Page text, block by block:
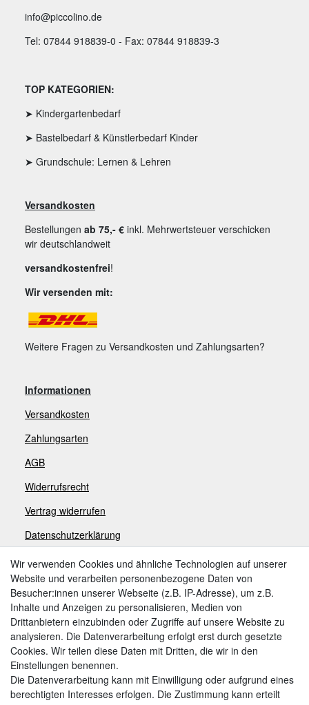
info@piccolino.de
Tel: 07844 918839-0 - Fax: 07844 918839-3
TOP KATEGORIEN:
➤ Kindergartenbedarf
➤ Bastelbedarf & Künstlerbedarf Kinder
➤ Grundschule: Lernen & Lehren
Versandkosten
Bestellungen ab 75,- € inkl. Mehrwertsteuer verschicken
wir deutschlandweit
versandkostenfrei!
Wir versenden mit:
Weitere Fragen zu Versandkosten und Zahlungsarten?
Informationen
Versandkosten
Zahlungsarten
AGB
Widerrufsrecht
Vertrag widerrufen
Datenschutzerklärung
Impressum
Zahlungsarten
Weitere Zahlungsarten:
Kauf auf Rechnung
Vorkasse
Wir verwenden Cookies und ähnliche Technologien auf unserer
Website und verarbeiten personenbezogene Daten von
Besucher:innen unserer Webseite (z.B. IP-Adresse), um z.B.
Inhalte und Anzeigen zu personalisieren, Medien von
Drittanbietern einzubinden oder Zugriffe auf unsere Website zu
analysieren. Die Datenverarbeitung erfolgt erst durch gesetzte
Cookies. Wir teilen diese Daten mit Dritten, die wir in den
Einstellungen benennen.
Die Datenverarbeitung kann mit Einwilligung oder aufgrund eines
berechtigten Interesses erfolgen. Die Zustimmung kann erteilt